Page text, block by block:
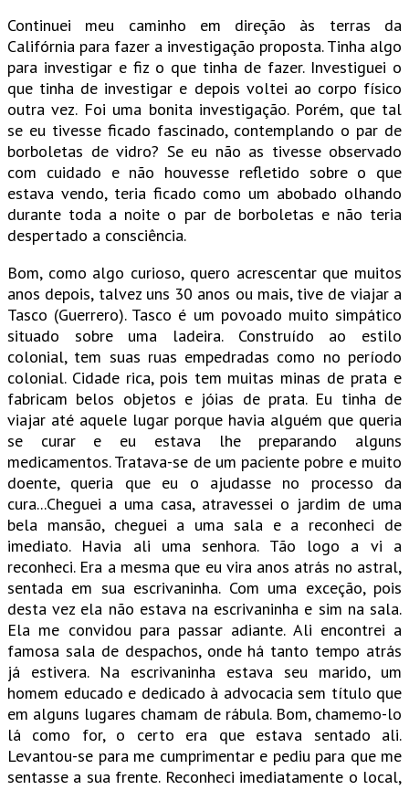
Continuei meu caminho em direção às terras da
Califórnia para fazer a investigação proposta. Tinha algo
para investigar e fiz o que tinha de fazer. Investiguei o
que tinha de investigar e depois voltei ao corpo físico
outra vez. Foi uma bonita investigação. Porém, que tal
se eu tivesse ficado fascinado, contemplando o par de
borboletas de vidro? Se eu não as tivesse observado
com cuidado e não houvesse refletido sobre o que
estava vendo, teria ficado como um abobado olhando
durante toda a noite o par de borboletas e não teria
despertado a consciência.
Bom, como algo curioso, quero acrescentar que muitos
anos depois, talvez uns 30 anos ou mais, tive de viajar a
Tasco (Guerrero). Tasco é um povoado muito simpático
situado sobre uma ladeira. Construído ao estilo
colonial, tem suas ruas empedradas como no período
colonial. Cidade rica, pois tem muitas minas de prata e
fabricam belos objetos e jóias de prata. Eu tinha de
viajar até aquele lugar porque havia alguém que queria
se curar e eu estava lhe preparando alguns
medicamentos. Tratava-se de um paciente pobre e muito
doente, queria que eu o ajudasse no processo da
cura...Cheguei a uma casa, atravessei o jardim de uma
bela mansão, cheguei a uma sala e a reconheci de
imediato. Havia ali uma senhora. Tão logo a vi a
reconheci. Era a mesma que eu vira anos atrás no astral,
sentada em sua escrivaninha. Com uma exceção, pois
desta vez ela não estava na escrivaninha e sim na sala.
Ela me convidou para passar adiante. Ali encontrei a
famosa sala de despachos, onde há tanto tempo atrás
já estivera. Na escrivaninha estava seu marido, um
homem educado e dedicado à advocacia sem título que
em alguns lugares chamam de rábula. Bom, chamemo-lo
lá como for, o certo era que estava sentado ali.
Levantou-se para me cumprimentar e pediu para que me
sentasse a sua frente. Reconheci imediatamente o local,